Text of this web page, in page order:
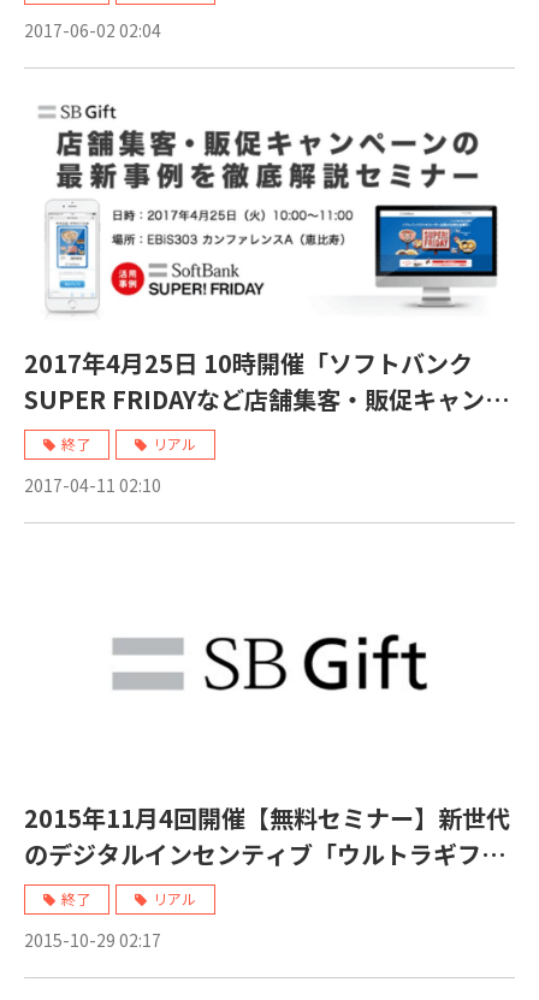
2017-06-02 02:04
2017年4月25日 10時開催「ソフトバンク
SUPER FRIDAYなど店舗集客・販促キャンペ
ーンの最新事例を徹底解説」セミナー
終了 リアル
2017-04-11 02:10
2015年11月4回開催【無料セミナー】新世代
のデジタルインセンティブ「ウルトラギフト
券」 無料セミナー
終了 リアル
2015-10-29 02:17